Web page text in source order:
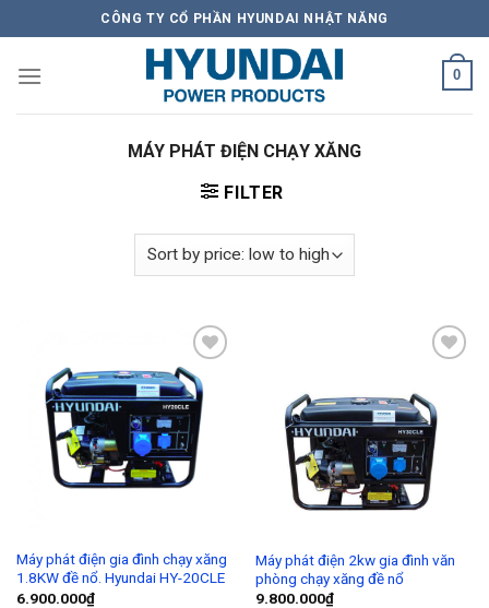
to
content
CÔNG TY CỔ PHẦN HYUNDAI NHẬT NĂNG
0
MÁY PHÁT ĐIỆN CHẠY XĂNG
FILTER
Add to
Wishlist
Máy phát điện gia đình chạy xăng
1.8KW đề nổ. Hyundai HY-20CLE
6.900.000₫
Wishlist
Máy phát điện 2kw gia đình văn
phòng chạy xăng đề nổ
9.800.000₫